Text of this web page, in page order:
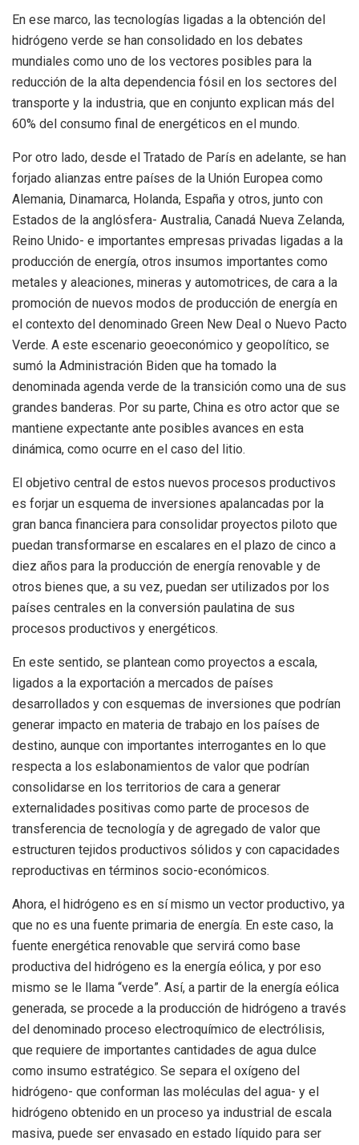
En ese marco, las tecnologías ligadas a la obtención del
hidrógeno verde se han consolidado en los debates
mundiales como uno de los vectores posibles para la
reducción de la alta dependencia fósil en los sectores del
transporte y la industria, que en conjunto explican más del
60% del consumo final de energéticos en el mundo.
Por otro lado, desde el Tratado de París en adelante, se han
forjado alianzas entre países de la Unión Europea como
Alemania, Dinamarca, Holanda, España y otros, junto con
Estados de la anglósfera- Australia, Canadá Nueva Zelanda,
Reino Unido- e importantes empresas privadas ligadas a la
producción de energía, otros insumos importantes como
metales y aleaciones, mineras y automotrices, de cara a la
promoción de nuevos modos de producción de energía en
el contexto del denominado Green New Deal o Nuevo Pacto
Verde. A este escenario geoeconómico y geopolítico, se
sumó la Administración Biden que ha tomado la
denominada agenda verde de la transición como una de sus
grandes banderas. Por su parte, China es otro actor que se
mantiene expectante ante posibles avances en esta
dinámica, como ocurre en el caso del litio.
El objetivo central de estos nuevos procesos productivos
es forjar un esquema de inversiones apalancadas por la
gran banca financiera para consolidar proyectos piloto que
puedan transformarse en escalares en el plazo de cinco a
diez años para la producción de energía renovable y de
otros bienes que, a su vez, puedan ser utilizados por los
países centrales en la conversión paulatina de sus
procesos productivos y energéticos.
En este sentido, se plantean como proyectos a escala,
ligados a la exportación a mercados de países
desarrollados y con esquemas de inversiones que podrían
generar impacto en materia de trabajo en los países de
destino, aunque con importantes interrogantes en lo que
respecta a los eslabonamientos de valor que podrían
consolidarse en los territorios de cara a generar
externalidades positivas como parte de procesos de
transferencia de tecnología y de agregado de valor que
estructuren tejidos productivos sólidos y con capacidades
reproductivas en términos socio-económicos.
Ahora, el hidrógeno es en sí mismo un vector productivo, ya
que no es una fuente primaria de energía. En este caso, la
fuente energética renovable que servirá como base
productiva del hidrógeno es la energía eólica, y por eso
mismo se le llama “verde”. Así, a partir de la energía eólica
generada, se procede a la producción de hidrógeno a través
del denominado proceso electroquímico de electrólisis,
que requiere de importantes cantidades de agua dulce
como insumo estratégico. Se separa el oxígeno del
hidrógeno- que conforman las moléculas del agua- y el
hidrógeno obtenido en un proceso ya industrial de escala
masiva, puede ser envasado en estado líquido para ser